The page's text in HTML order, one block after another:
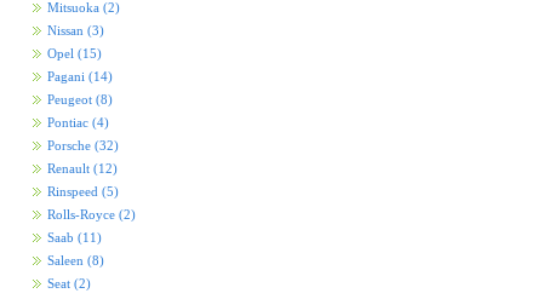
Mitsuoka (2)
Nissan (3)
Opel (15)
Pagani (14)
Peugeot (8)
Pontiac (4)
Porsche (32)
Renault (12)
Rinspeed (5)
Rolls-Royce (2)
Saab (11)
Saleen (8)
Seat (2)